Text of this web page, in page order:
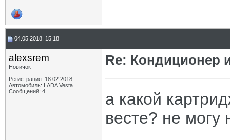
04.05.2018, 15:18
alexsrem
Новичок
Регистрация: 18.02.2018
Автомобиль: LADA Vesta
Сообщений: 4
Re: Кондиционер
а какой
весте? не могу